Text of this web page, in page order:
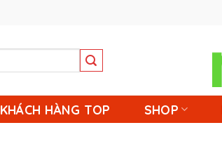
KHÁCH HÀNG TOP SHOP